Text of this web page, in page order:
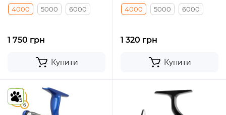
4000 5000 6000
1 750 грн
Купити
4000 5000 6000
1 320 грн
Купити
5
6
5